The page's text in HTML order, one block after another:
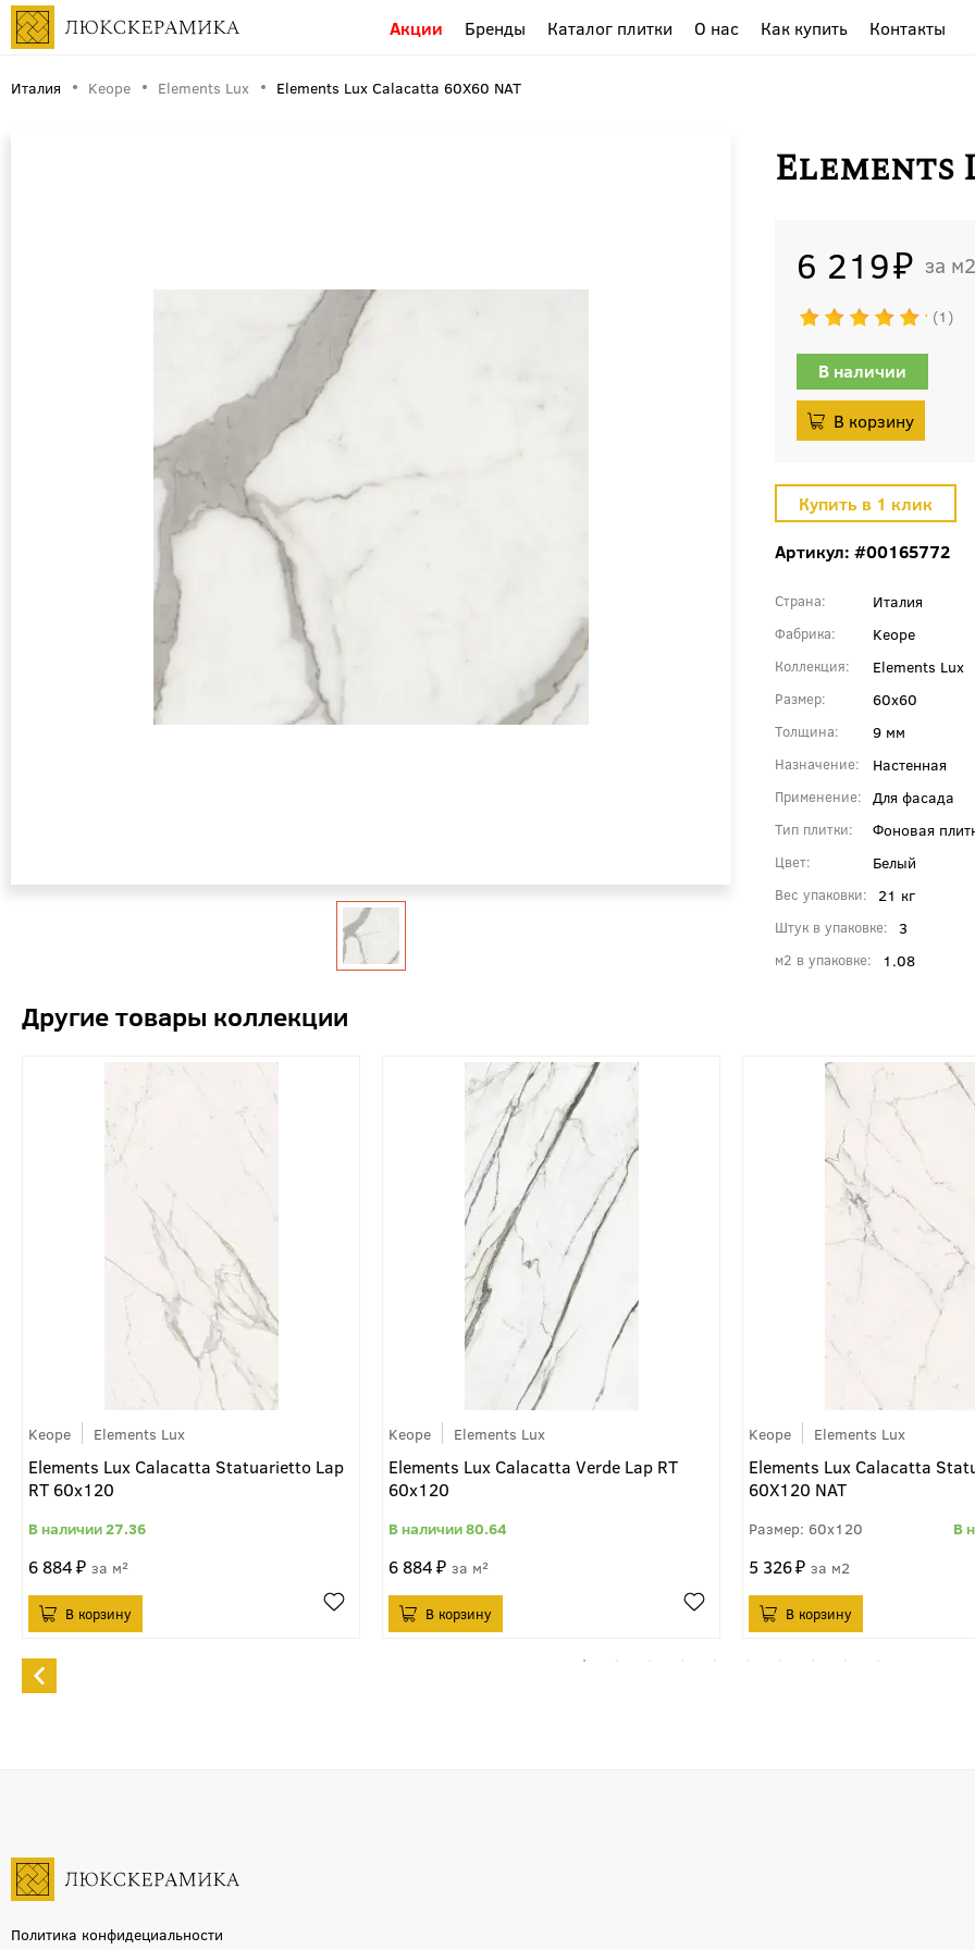
Акции Бренды Каталог плитки О нас Как купить Контакты
Италия Keope Elements Lux Elements Lux Calacatta 60X60 NAT
Elements
6 219 м2
1
В наличии
Артикул: #00165772
Страна Италия
Фабрика Keope
Коллекция Elements Lux
Размер 60x60
Толщина 9 мм
Назначение Настенная
Применение Для фасада
Тип плитки Фоновая
Цвет Белый
Вес упаковки 21 кг
Штук в упаковке 3
м2 в упаковке 1.08
Keope Elements Lux
Elements Lux Calacatta Statuarietto Lap
RT 60x120
27.36
6 884 м²
Keope Elements Lux
Elements Lux Calacatta Verde Lap RT
60x120
80.64
6 884 м²
Keope Elements Lux
Elements Lux Calacatta
60X120 NAT
60x120
5 326 м2
Политика конфидециальности